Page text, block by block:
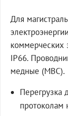
Для
коммерческих
IP66.
медные (МВС).
Перегрузка
протоколам